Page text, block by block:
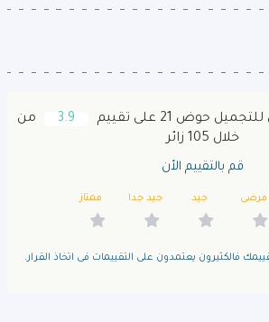
حوض 21 على تقييم 3.9
من
خلال 105 زائر
قم بالتقييم الأن
مرضى جيد جيد جدا ممتاز
فالكثيرون يعتمدون على التقييمات فى اتخاذ القرار.